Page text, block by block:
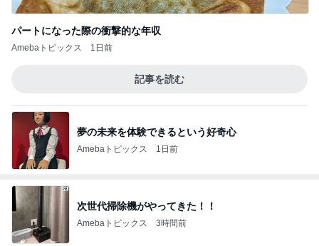
パートになった際の衝撃的な年収
Amebaトピックス 1日前
記事を読む
夢の未来を体験できるという好奇心
Amebaトピックス 1日前
次世代掃除機がやってきた！！
Amebaトピックス 3時間前